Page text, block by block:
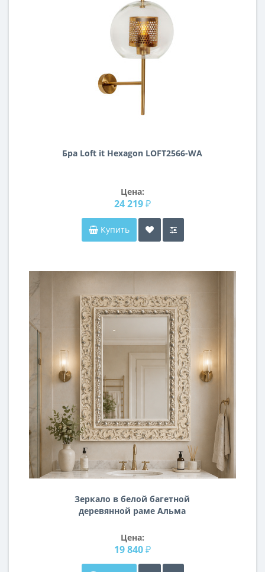
Бра Loft it Hexagon LOFT2566-WA
Цена:
24 219 ₽
Купить
Зеркало в белой багетной
деревянной раме Альма
Цена:
19 840 ₽